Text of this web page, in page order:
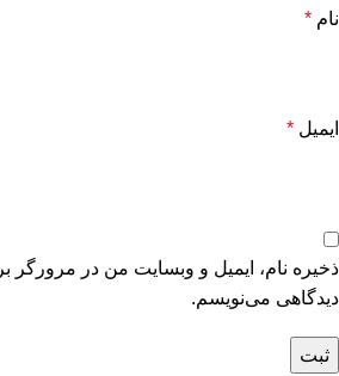
نام *
ایمیل *
ذخیره نام، ایمیل و وبسایت من در مرورگر
دیدگاهی می‌نویسم.